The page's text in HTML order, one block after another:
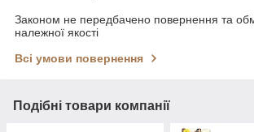
Законом не передбачено повернення та
належної якості
Всі умови повернення
Подібні товари компанії